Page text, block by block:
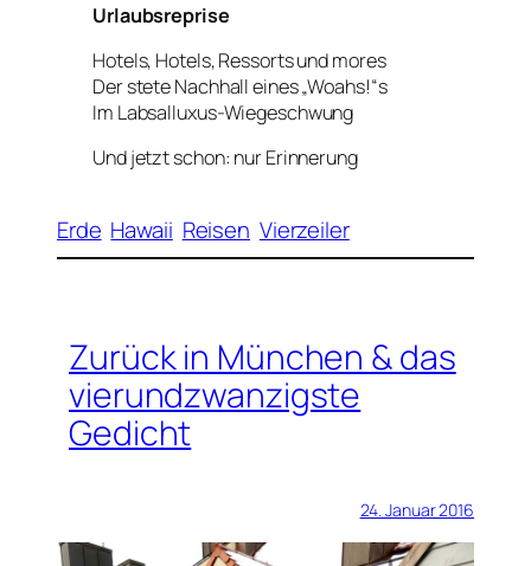
Urlaubsreprise
Hotels, Hotels, Ressorts und mores
Der stete Nachhall eines „Woahs!“s
Im Labsalluxus-Wiegeschwung
Und jetzt schon: nur Erinnerung
Erde Hawaii Reisen Vierzeiler
Zurück in München & das
vierundzwanzigste
Gedicht
24. Januar 2016